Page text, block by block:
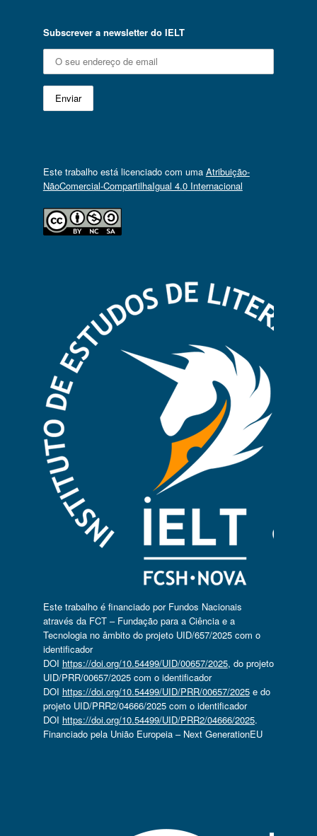
Subscrever a newsletter do IELT
Este trabalho está licenciado com uma Atribuição-
NãoComercial-CompartilhaIgual 4.0 Internacional
Este trabalho é financiado por Fundos Nacionais
através da FCT – Fundação para a Ciência e a
Tecnologia no âmbito do projeto UID/657/2025 com o
identificador
DOI https://doi.org/10.54499/UID/00657/2025, do projeto
UID/PRR/00657/2025 com o identificador
DOI https://doi.org/10.54499/UID/PRR/00657/2025e do
projeto UID/PRR2/04666/2025 com o identificador
DOI https://doi.org/10.54499/UID/PRR2/04666/2025.
Financiado pela União Europeia – Next GenerationEU